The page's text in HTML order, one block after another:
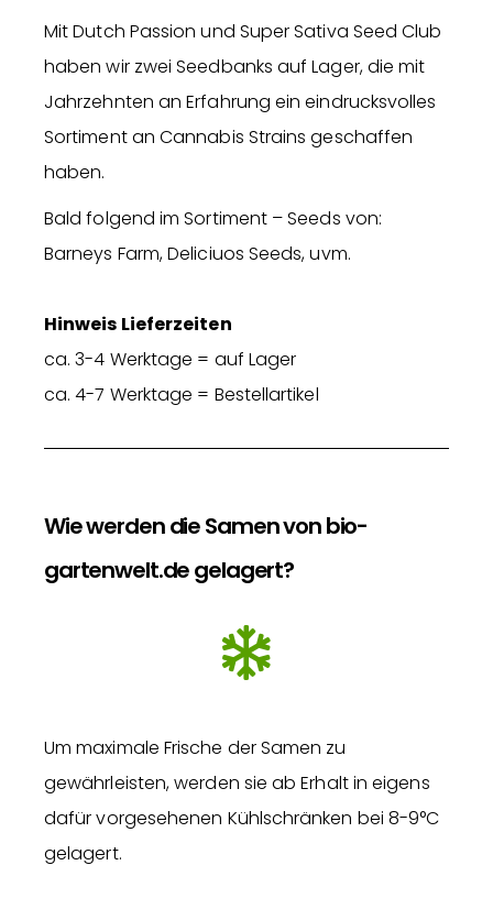
Mit Dutch Passion und Super Sativa Seed Club
haben wir zwei Seedbanks auf Lager, die mit
Jahrzehnten an Erfahrung ein eindrucksvolles
Sortiment an Cannabis Strains geschaffen
haben.
Bald folgend im Sortiment – Seeds von:
Barneys Farm, Deliciuos Seeds, uvm.
Hinweis Lieferzeiten
ca. 3-4 Werktage = auf Lager
ca. 4-7 Werktage = Bestellartikel
Wie werden die Samen von bio-
gartenwelt.de gelagert?
Um maximale Frische der Samen zu
gewährleisten, werden sie ab Erhalt in eigens
dafür vorgesehenen Kühlschränken bei 8-9°C
gelagert.